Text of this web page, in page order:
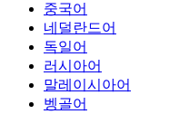
중국어
네덜란드어
독일어
러시아어
말레이시아어
벵골어